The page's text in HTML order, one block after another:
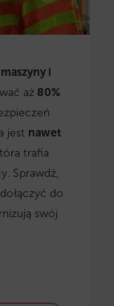
i
aż80%
jest nawet
trafia
Sprawdź,
do
swój